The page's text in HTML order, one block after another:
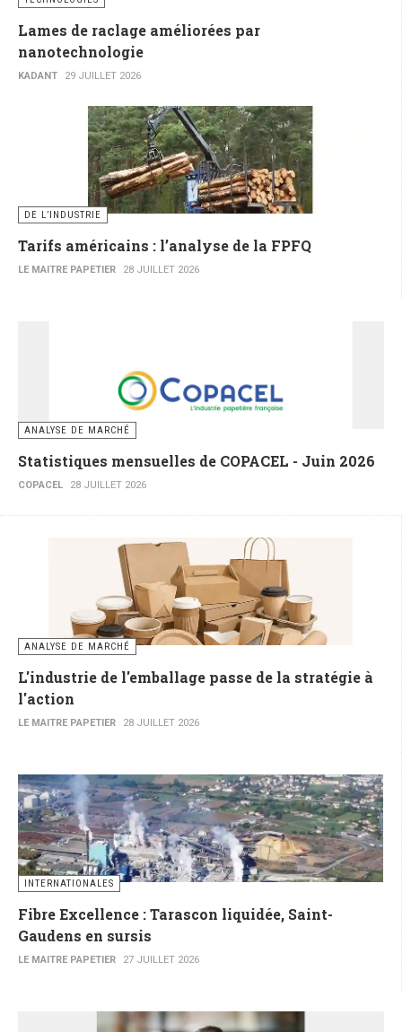
Lames de raclage améliorées par
nanotechnologie
KADANT 29 JUILLET 2026
DE L’INDUSTRIE
Tarifs américains : l’analyse de la FPFQ
LE MAITRE PAPETIER 28 JUILLET 2026
ANALYSE DE MARCHÉ
Statistiques mensuelles de COPACEL - Juin 2026
COPACEL 28 JUILLET 2026
ANALYSE DE MARCHÉ
L'industrie de l'emballage passe de la stratégie à
l'action
LE MAITRE PAPETIER 28 JUILLET 2026
INTERNATIONALES
Fibre Excellence : Tarascon liquidée, Saint-
Gaudens en sursis
LE MAITRE PAPETIER 27 JUILLET 2026